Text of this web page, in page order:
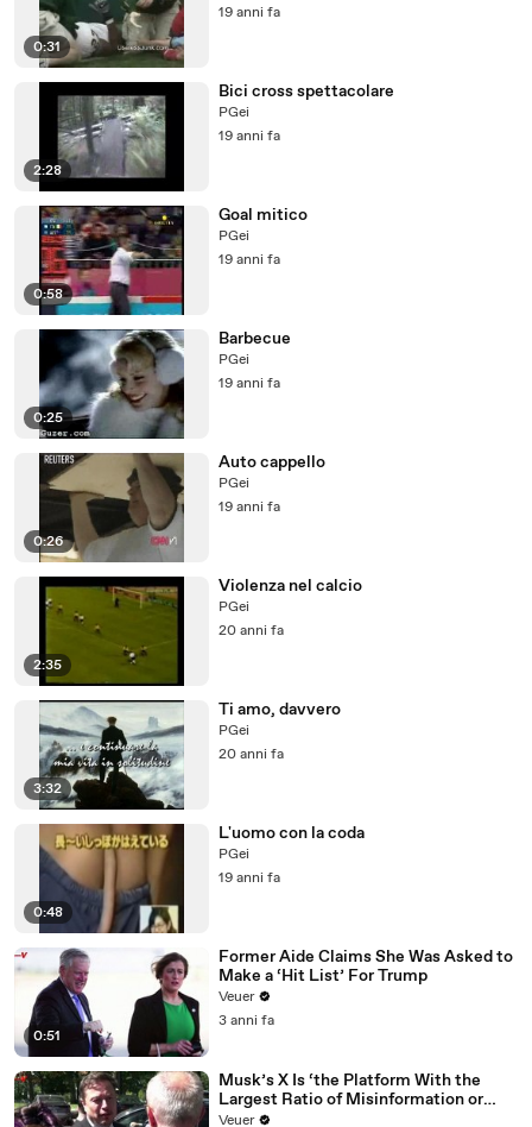
0:31
19 anni fa
2:28
Bici cross spettacolare
PGei
19 anni fa
0:58
Goal mitico
PGei
19 anni fa
0:25
Barbecue
PGei
19 anni fa
0:26
Auto cappello
PGei
19 anni fa
2:35
Violenza nel calcio
PGei
20 anni fa
3:32
Ti amo, davvero
PGei
20 anni fa
0:48
L'uomo con la coda
PGei
19 anni fa
0:51
Former Aide Claims She Was Asked to
Make a ‘Hit List’ For Trump
Veuer
3 anni fa
Musk’s X Is ‘the Platform With the
Largest Ratio of Misinformation or
Disinformation’ Amongst All Social
Veuer